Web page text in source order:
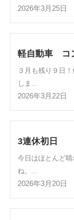
2026年3月25日
軽自動車 コ
３月も残り９日
しま...
2026年3月22日
3連休初日
今日はほとんど
ね。...
2026年3月20日